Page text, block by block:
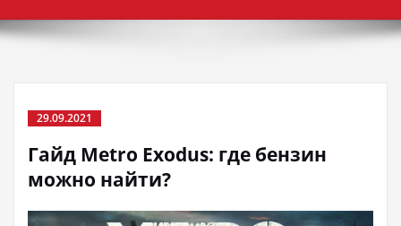
29.09.2021
Гайд Metro Exodus: где бензин
можно найти?